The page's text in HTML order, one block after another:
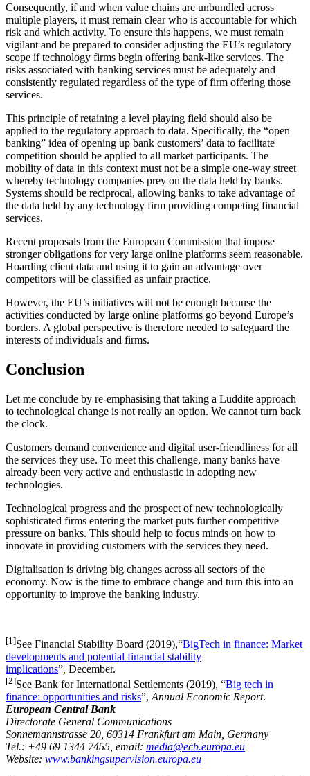
Consequently, if and when value chains are unbundled across
multiple players, it must remain clear who is accountable for which
risk and which activity. To ensure this happens, we must remain
vigilant and be prepared to consider adjusting the EU’s regulatory
scope if technology firms begin offering bank-like services. The
risks associated with banking services must be adequately and
consistently regulated regardless of the type of firm offering those
services.
This principle of retaining a level playing field should also be
applied to the regulatory approach to data. Specifically, the “open
banking” idea of opening up bank customers’ data to facilitate
competition should be applied to all market participants. The
mobility of data in this context must not be a simple one-way street
whereby technology companies prey on the data held by banks.
Systems should be reciprocal, allowing banks to take advantage of
the data held by any technology firm providing competing financial
services.
Recent proposals from the European Commission that impose
stronger obligations for very large online platforms seem reasonable.
Hoarding client data and using it to gain an advantage over
competitors will be classified as unfair practice.
However, the EU’s initiatives will not be enough because the
activities conducted by large online platforms go beyond Europe’s
borders. A global perspective is therefore needed to safeguard the
interests of individuals and firms.
Conclusion
Let me conclude by re-emphasising that taking a Luddite approach
to technological change is not really an option. We cannot turn back
the clock.
Customers demand convenience and digital user-friendliness for all
the services they use. To meet this challenge, many banks have
already been very active and enthusiastic in adopting new
technologies.
Technological progress and the prospect of new technologically
sophisticated firms entering the market puts further competitive
pressure on banks. This should help to focus minds on how to
innovate in providing customers with the services they need.
Digitalisation is driving big changes across all sectors of the
economy. Now is the time to embrace change and turn this into an
opportunity to improve the banking industry.
[1]See Financial Stability Board (2019),“BigTech in finance: Market
developments and potential financial stability
implications” December.
[2]See Bank for International Settlements (2019), “Big tech in
finance: opportunities and risks”, Annual Economic Report.
European Central Bank
Directorate General Communications
Sonnemannstrasse 20, 60314 Frankfurt am Main, Germany
Tel.: +49 69 1344 7455, email: media@ecb.europa.eu
Website: www.bankingsupervision.europa.eu